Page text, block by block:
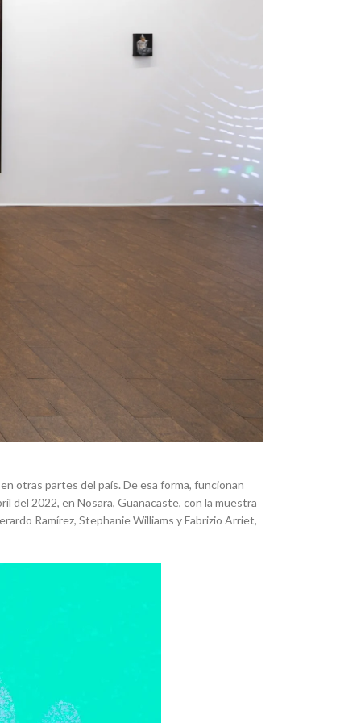
otras partes del país. De esa forma, funcionan
del 2022, en Nosara, Guanacaste, con la muestra
Ramírez, Stephanie Williams y Fabrizio Arriet,